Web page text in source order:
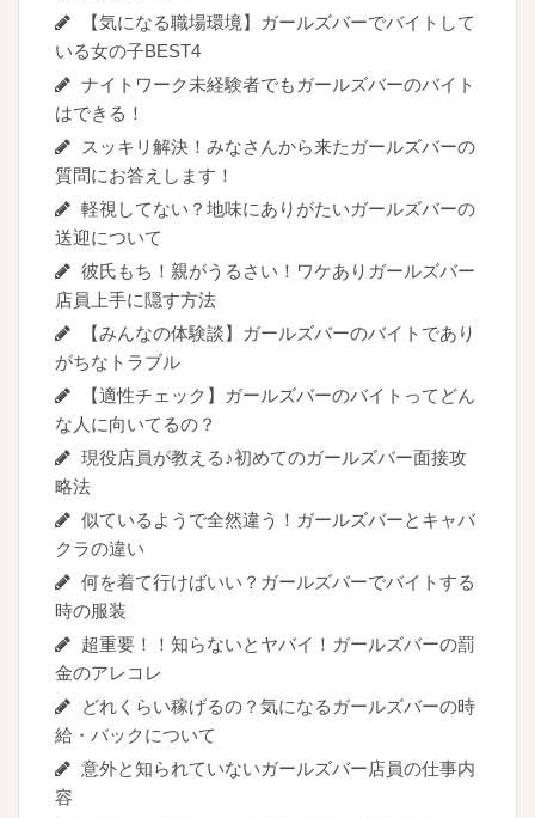
【気になる職場環境】ガールズバーでバイトして
いる女の子BEST4
ナイトワーク未経験者でもガールズバーのバイト
はできる！
スッキリ解決！みなさんから来たガールズバーの
質問にお答えします！
軽視してない？地味にありがたいガールズバーの
送迎について
彼氏もち！親がうるさい！ワケありガールズバー
店員上手に隠す方法
【みんなの体験談】ガールズバーのバイトであり
がちなトラブル
【適性チェック】ガールズバーのバイトってどん
な人に向いてるの？
現役店員が教える♪初めてのガールズバー面接攻
略法
似ているようで全然違う！ガールズバーとキャバ
クラの違い
何を着て行けばいい？ガールズバーでバイトする
時の服装
超重要！！知らないとヤバイ！ガールズバーの罰
金のアレコレ
どれくらい稼げるの？気になるガールズバーの時
給・バックについて
意外と知られていないガールズバー店員の仕事内
容